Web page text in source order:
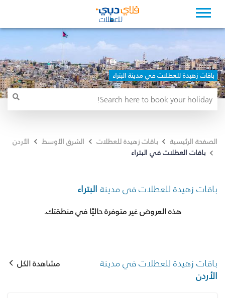
باقات زهيدة للعطلات في مدينة البتراء
الصفحة الرئيسية باقات زهيدة للعطلات الشرق الأوسط
الأردن
باقات العطلات في البتراء
باقات زهيدة للعطلات في مدينة البتراء
هذه العروض غير متوفرة حاليًا في منطقتك.
باقات زهيدة للعطلات في مدينة
الأردن
مشاهدة الكل